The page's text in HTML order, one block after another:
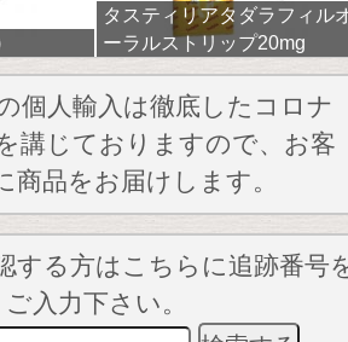
タスティリアタダラフィル
ーラルストリップ20mg
個人輸入は徹底したコロナ
講じておりますので、お客
商品をお届けします。
する方はこちらに追跡番号
ご入力下さい。